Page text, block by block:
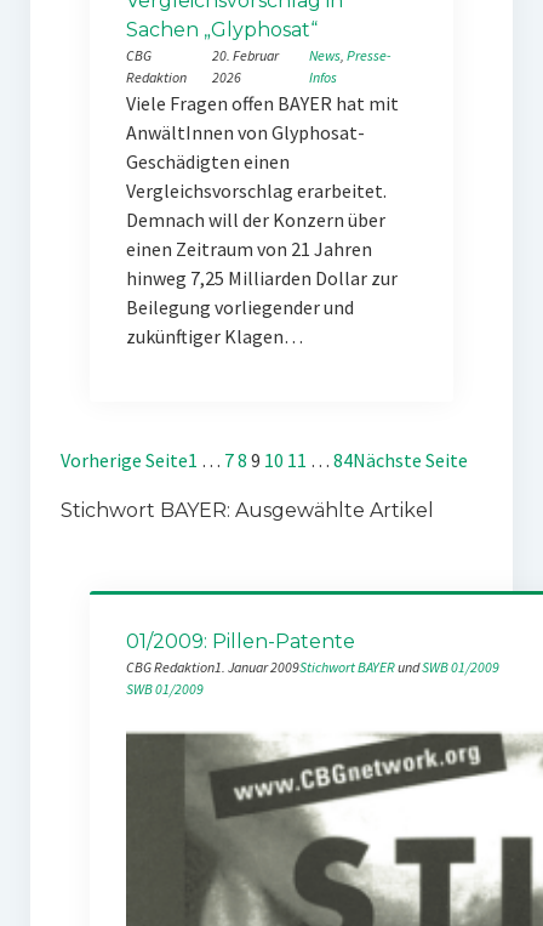
Sachen „Glyphosat“
CBG
Redaktion
20. Februar
2026
News, Presse-
Infos
Viele Fragen offen BAYER hat mit
AnwältInnen von Glyphosat-
Geschädigten einen
Vergleichsvorschlag erarbeitet.
Demnach will der Konzern über
einen Zeitraum von 21 Jahren
hinweg 7,25 Milliarden Dollar zur
Beilegung vorliegender und
zukünftiger Klagen…
Vorherige Seite1 … 78 9 10 11 … 84Nächste Seite
Stichwort BAYER: Ausgewählte Artikel
01/2009: Pillen-Patente
CBG Redaktion1. Januar 2009Stichwort BAYER und SWB 01/2009
SWB 01/2009